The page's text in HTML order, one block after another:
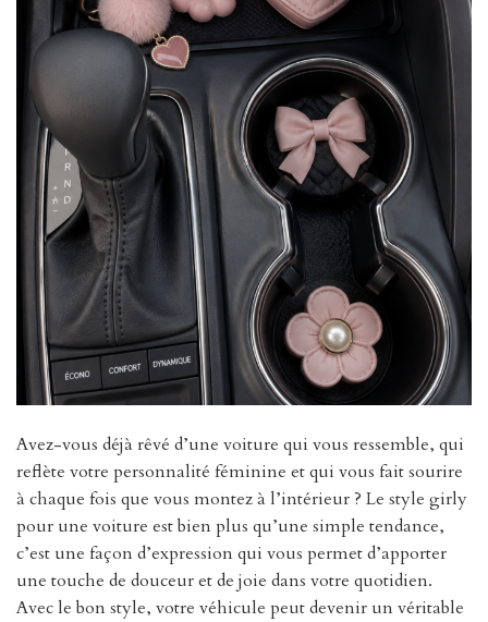
Avez-vous déjà rêvé d’une voiture qui vous ressemble, qui
reflète votre personnalité féminine et qui vous fait sourire
à chaque fois que vous montez à l’intérieur ? Le style girly
pour une voiture est bien plus qu’une simple tendance,
c’est une façon d’expression qui vous permet d’apporter
une touche de douceur et de joie dans votre quotidien.
Avec le bon style, votre véhicule peut devenir un véritable